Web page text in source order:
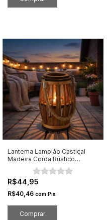
Lanterna Lampião Castiçal
Madeira Corda Rústico
12x9.5x18Cm
R$44,95
R$40,46 com Pix